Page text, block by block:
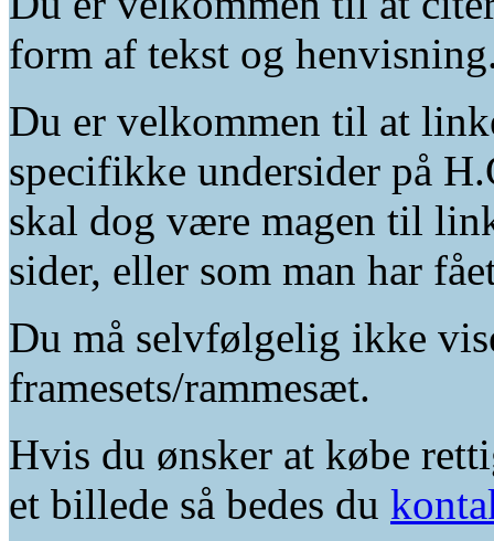
form af tekst og
Du er velkommen til at
specifikke undersider på
skal dog være magen til
sider, eller som man har
Du må selvfølgelig ikke
framesets/rammesæt.
Hvis du ønsker at købe
et billede så bedes du